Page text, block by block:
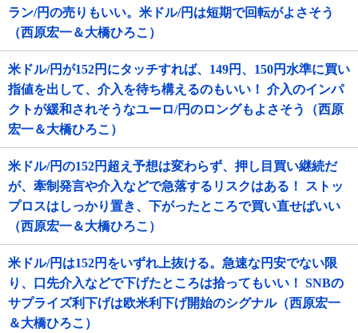
ラン/円の売りもいい。米ドル/円は短期で回転がよさそう
（西原宏一＆大橋ひろこ）
米ドル/円が152円にタッチすれば、149円、150円水準に買い
指値を出して、介入を待ち構えるのもいい！ 介入のインパ
クトが緩和されそうなユーロ/円のロングもよさそう（西原
宏一＆大橋ひろこ）
米ドル/円の152円超え予想は変わらず、押し目買い継続だ
が、牽制発言や介入などで急落するリスクはある！ ストッ
プロスはしっかり置き、下がったところで買い直せばいい
（西原宏一＆大橋ひろこ）
米ドル/円は152円をいずれ上抜ける。急速な円安でない限
り、口先介入などで下げたところは拾ってもいい！ SNBの
サプライズ利下げは欧米利下げ開始のシグナル（西原宏一
＆大橋ひろこ）